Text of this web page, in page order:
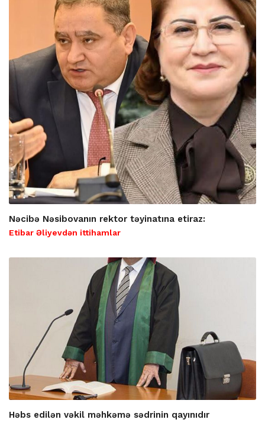
Nəcibə Nəsibovanın rektor təyinatına etiraz:
Etibar Əliyevdən ittihamlar
Həbs edilən vəkil məhkəmə sədrinin qayınıdır